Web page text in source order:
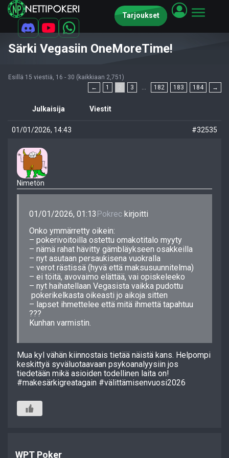
Tarjoukset
Särki Vegasiin OneMoreTime!
Esillä 15 viestiä, 16 - 30 (kaikkiaan 2,751)
←
1 3 … 182 183 184 →
Julkaisija Viestit
01/01/2026, 14:43 #32535
Nimetön
01/01/2026, 01:13 Pokrec kirjoitti
Onko ymmärretty oikein:
– pokerivoitoilla ostettu omakotitalo myyty
– nämä rahat hävitty gämbläykseen osakkeilla
– nyt asutaan persaukisena vuokralla
– verot rästissä (hyvä että maksusuunnitelma)
– ei töitä, avovaimo elättää, vai opiskeleeko
– nyt haihatellaan Vegasista vaikka pudottu
pokerikelkasta oikeasti jo aikoja sitten
– lapset ihmettelee että mitä ihmettä tapahtuu
???
Kunhan varmistin.
Mua kyl vähän kiinnostais tietää näistä kans. Helpompi
keskittyä syväluotaavaan psykoanalyysiin jos
tiedetään mikä asioiden todellinen laita on!
#makesärkigreatagain #välittämisenvuosi2026
WPT Poker